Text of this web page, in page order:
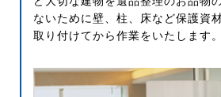
ないために壁、柱、床など保護資
取り付けてから作業をいたします。